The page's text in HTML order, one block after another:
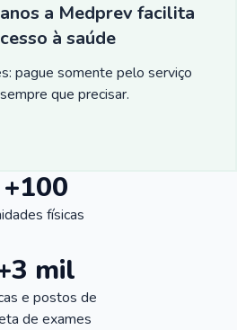
a Medprev facilita
à saúde
pague somente pelo serviço
que precisar.
+100
físicas
mil
e postos de
de exames